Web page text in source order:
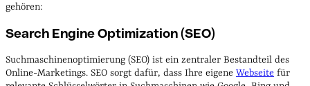
gehören:
Search Engine Optimization (SEO)
Suchmaschinenoptimierung (SEO) ist ein zentraler Bestandteil des
Online-Marketings. SEO sorgt dafür, dass Ihre eigene Webseite für